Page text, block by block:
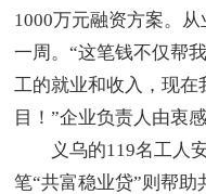
1000万元融资方案。
一周。“这笔钱不仅帮
工的就业和收入，现在
目！”企业负责人由衷感
义乌的119名工人安
笔“共富稳业贷”则帮